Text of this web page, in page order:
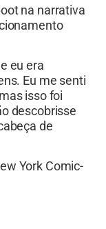
na narrativa
eu era
Eu me senti
isso foi
descobrisse
de
York Comic-